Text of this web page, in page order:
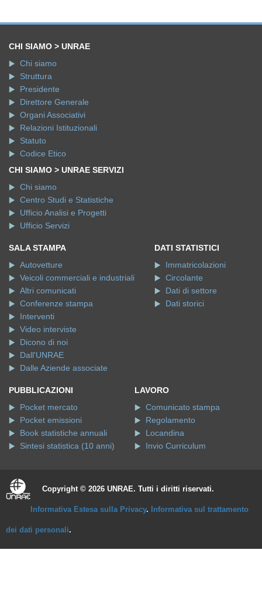
CHI SIAMO > UNRAE
Chi siamo
Struttura
Presidente
Direttore Generale
Organi Associativi
Relazioni Istituzionali
Statuto
Codice Etico
CHI SIAMO > UNRAE SERVIZI
Chi siamo
Centro Studi e Statistiche
Ufficio Analisi e Progetti
Ufficio Servizi
SALA STAMPA
Autovetture
Veicoli commerciali e industriali
Altri comunicati
Conferenze stampa
Interventi
Video interviste
Dicono di noi
Dall'UNRAE
Dalle Aziende associate
DATI STATISTICI
Immatricolazioni
Circolante
Dati di settore
Dati storici
PUBBLICAZIONI
Pocket mercato
Pocket emissioni
Book statistiche annuali
Sintesi statistica (10 anni)
LAVORO
Comunicato stampa
Regolamento
Locandina
Invio Curriculum
Copyright © 2026 UNRAE. Tutti i diritti riservati.
Informativa Estesa sulla Privacy. Informativa sul trattamento
dei dati personali.